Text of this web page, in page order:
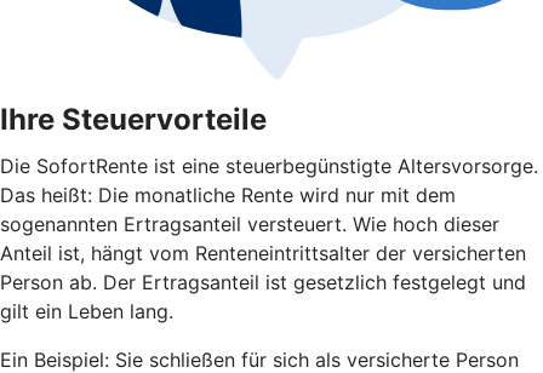
Ihre Steuervorteile
Die SofortRente ist eine steuerbegünstigte Altersvorsorge.
Das heißt: Die monatliche Rente wird nur mit dem
sogenannten Ertragsanteil versteuert. Wie hoch dieser
Anteil ist, hängt vom Renteneintrittsalter der versicherten
Person ab. Der Ertragsanteil ist gesetzlich festgelegt und
gilt ein Leben lang.
Ein Beispiel: Sie schließen für sich als versicherte Person